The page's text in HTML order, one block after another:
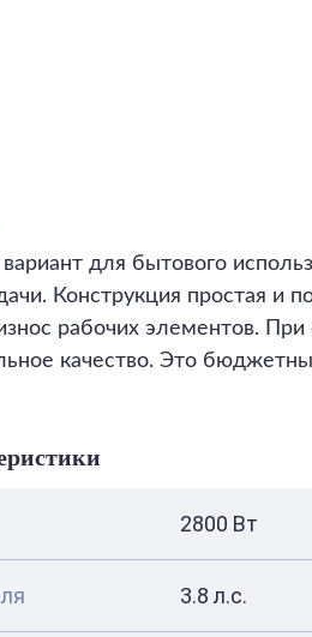
для бытового
Конструкция простая и
рабочих элементов.
качество. Это
2800 Вт
3.8 л.с.